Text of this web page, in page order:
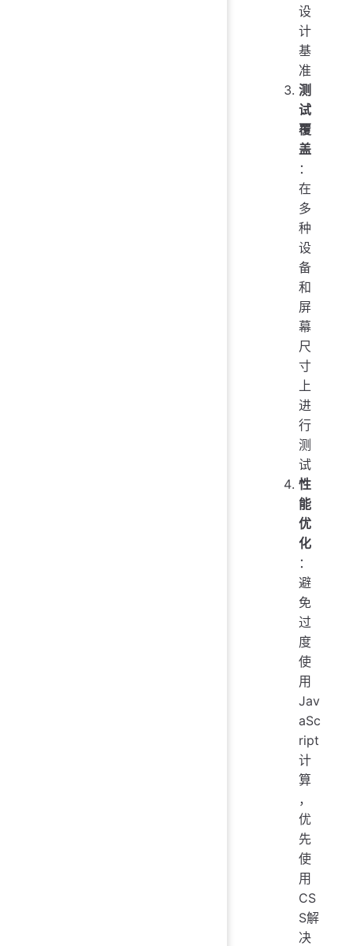
设
计
基
准
测
试
覆
盖
：
在
多
种
设
备
和
屏
幕
尺
寸
上
进
行
测
试
性
能
优
化
：
避
免
过
度
使
用
Jav
aSc
ript
计
算
，
优
先
使
用
CS
S解
决